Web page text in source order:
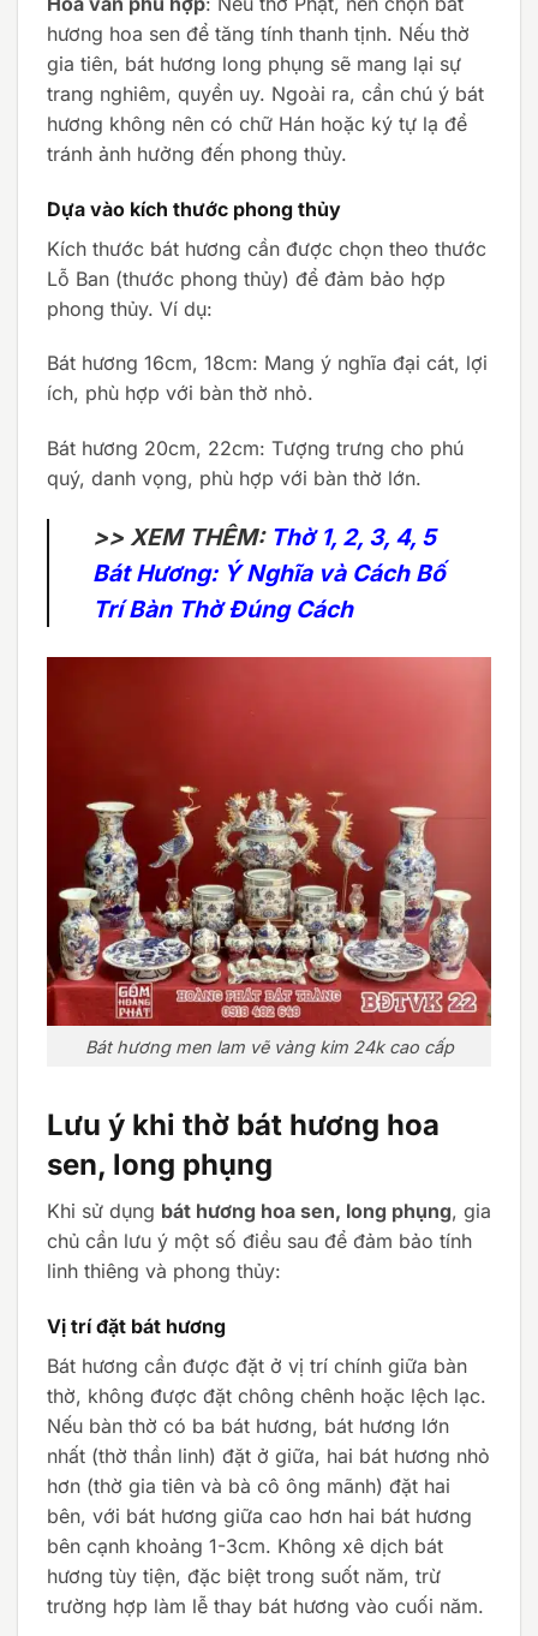
hương hoa sen để tăng tính thanh tịnh. Nếu thờ
gia tiên, bát hương long phụng sẽ mang lại sự
trang nghiêm, quyền uy. Ngoài ra, cần chú ý bát
hương không nên có chữ Hán hoặc ký tự lạ để
tránh ảnh hưởng đến phong thủy.
Dựa vào kích thước phong thủy
Kích thước bát hương cần được chọn theo thước
Lỗ Ban (thước phong thủy) để đảm bảo hợp
phong thủy. Ví dụ:
Bát hương 16cm, 18cm: Mang ý nghĩa đại cát, lợi
ích, phù hợp với bàn thờ nhỏ.
Bát hương 20cm, 22cm: Tượng trưng cho phú
quý, danh vọng, phù hợp với bàn thờ lớn.
>> XEM THÊM: Thờ 1, 2, 3, 4, 5
Bát Hương: Ý Nghĩa và Cách Bố
Trí Bàn Thờ Đúng Cách
Bát hương men lam vẽ vàng kim 24k cao cấp
Lưu ý khi thờ bát hương hoa
sen, long phụng
Khi sử dụng bát hương hoa sen, long phụng, gia
chủ cần lưu ý một số điều sau để đảm bảo tính
linh thiêng và phong thủy:
Vị trí đặt bát hương
Bát hương cần được đặt ở vị trí chính giữa bàn
thờ, không được đặt chông chênh hoặc lệch lạc.
Nếu bàn thờ có ba bát hương, bát hương lớn
nhất (thờ thần linh) đặt ở giữa, hai bát hương nhỏ
hơn (thờ gia tiên và bà cô ông mãnh) đặt hai
bên, với bát hương giữa cao hơn hai bát hương
bên cạnh khoảng 1-3cm. Không xê dịch bát
hương tùy tiện, đặc biệt trong suốt năm, trừ
trường hợp làm lễ thay bát hương vào cuối năm.